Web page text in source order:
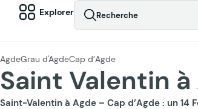
Explorer Recherche
AgdeGrau d'AgdeCap d’Agde
Saint Valentin à
Saint-Valentin à Agde – Cap d’Agde : un 14